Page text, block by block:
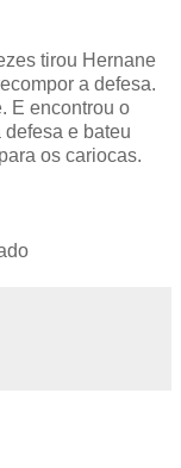
tirou Hernane
a defesa.
E encontrou o
e bateu
os cariocas.